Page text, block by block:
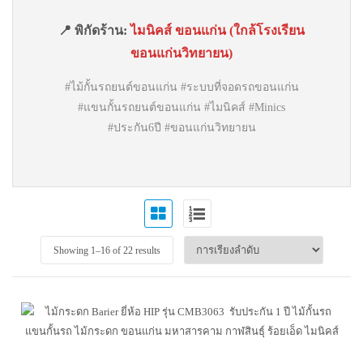
📍 พิกัดร้าน:ไมนิคส์ ขอนแก่น (ใกล้โรงเรียน
ขอนแก่นวิทยายน)
#ไม้กั้นรถยนต์ขอนแก่น #ระบบที่จอดรถขอนแก่น
#แขนกั้นรถยนต์ขอนแก่น #ไมนิคส์ #Minics
#ประกัน6ปี #ขอนแก่นวิทยายน
Showing 1–16of 22 results